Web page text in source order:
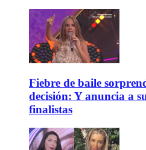
Fiebre de baile
decisión: Y anuncia a
finalistas